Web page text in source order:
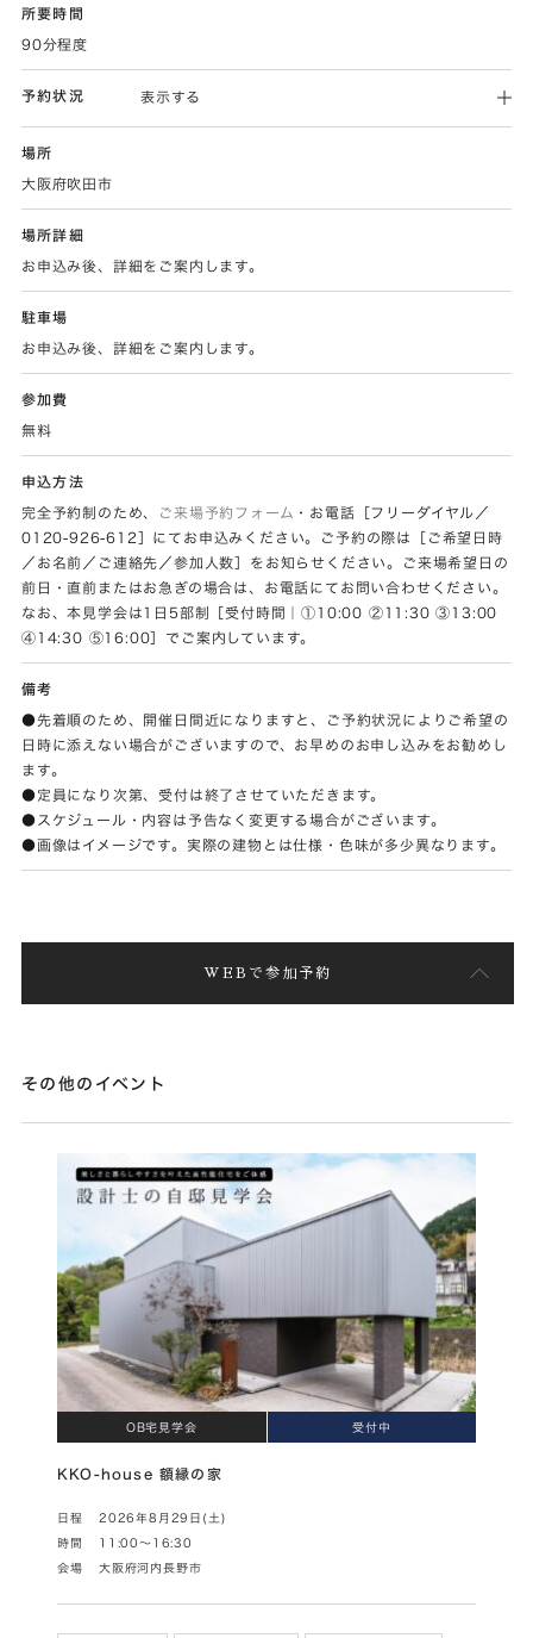
所要時間
90分程度
予約状況 表示する
場所
大阪府吹田市
場所詳細
お申込み後、詳細をご案内します。
駐車場
お申込み後、詳細をご案内します。
参加費
無料
申込方法
完全予約制のため、 ご来場予約フォーム ・お電話［フリーダイヤル／
0120-926-612］にてお申込みください。ご予約の際は［ご希望日時
／お名前／ご連絡先／参加人数］をお知らせください。ご来場希望日の
前日・直前またはお急ぎの場合は、お電話にてお問い合わせください。
なお、本見学会は1日5部制［受付時間｜①10:00 ②11:30 ③13:00
④14:30 ⑤16:00］でご案内しています。
備考
●先着順のため、開催日間近になりますと、ご予約状況によりご希望の
日時に添えない場合がございますので、お早めのお申し込みをお勧めし
ます。
●定員になり次第、受付は終了させていただきます。
●スケジュール・内容は予告なく変更する場合がございます。
●画像はイメージです。実際の建物とは仕様・色味が多少異なります。
WEBで参加予約
その他のイベント
OB宅見学会 受付中
KKO-house 額縁の家
日程 2026年8月29日(土)
時間 11:00～16:30
会場 大阪府河内長野市